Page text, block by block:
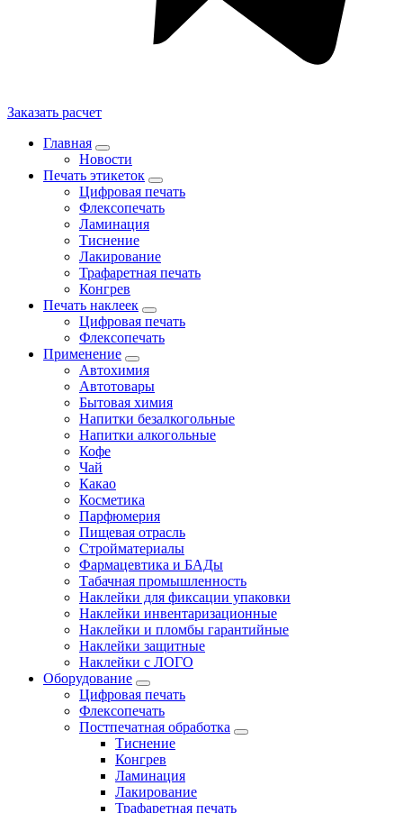
Заказать расчет
Главная
Новости
Печать этикеток
Цифровая печать
Флексопечать
Ламинация
Тиснение
Лакирование
Трафаретная печать
Конгрев
Печать наклеек
Цифровая печать
Флексопечать
Применение
Автохимия
Автотовары
Бытовая химия
Напитки безалкогольные
Напитки алкогольные
Кофе
Чай
Какао
Косметика
Парфюмерия
Пищевая отрасль
Стройматериалы
Фармацевтика и БАДы
Табачная промышленность
Наклейки для фиксации упаковки
Наклейки инвентаризационные
Наклейки и пломбы гарантийные
Наклейки защитные
Наклейки с ЛОГО
Оборудование
Цифровая печать
Флексопечать
Постпечатная обработка
Тиснение
Конгрев
Ламинация
Лакирование
Трафаретная печать